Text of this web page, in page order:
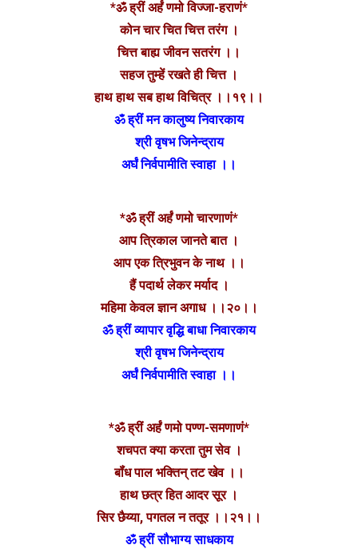
*ॐ ह्रीं अर्हं णमो विज्जा-हराणं*
कोन चार चित चित्त तरंग ।
चित्त बाह्य जीवन सतरंग ।।
सहज तुम्हें रखते ही चित्त ।
हाथ हाथ सब हाथ विचित्र ।।१९।।
ॐ ह्रीं मन कालुष्य निवारकाय
श्री वृषभ जिनेन्द्राय
अर्घं निर्वपामीति स्वाहा ।।
*ॐ ह्रीं अर्हं णमो चारणाणं*
आप त्रिकाल जानते बात ।
आप एक त्रिभुवन के नाथ ।।
हैं पदार्थ लेकर मर्याद ।
महिमा केवल ज्ञान अगाध ।।२०।।
ॐ ह्रीं व्यापार वृद्धि बाधा निवारकाय
श्री वृषभ जिनेन्द्राय
अर्घं निर्वपामीति स्वाहा ।।
*ॐ ह्रीं अर्हं णमो पण्ण-समणाणं*
शचपत क्या करता तुम सेव ।
बॉंध पाल भक्तिन् तट खेव ।।
हाथ छत्र हित आदर सूर ।
सिर छैय्या, पगतल न ततूर ।।२१।।
ॐ ह्रीं सौभाग्य साधकाय